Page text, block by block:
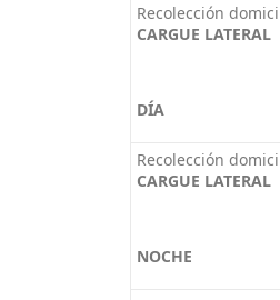
Recolección
CARGUE LATERAL
DÍA
Recolección
CARGUE LATERAL
NOCHE